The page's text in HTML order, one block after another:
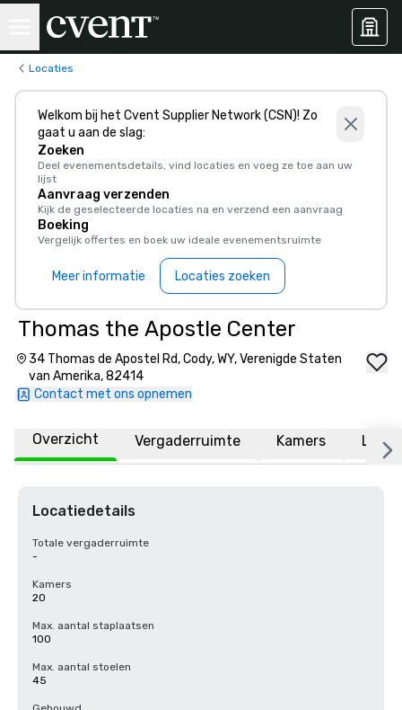
Locaties
Welkom bij het Cvent Supplier Network (CSN)! Zo
gaat u aan de slag:
Zoeken
Deel evenementsdetails, vind locaties en voeg ze toe aan uw
lijst
Aanvraag verzenden
Kijk de geselecteerde locaties na en verzend een aanvraag
Boeking
Vergelijk offertes en boek uw ideale evenementsruimte
Meer informatie Locaties zoeken
Thomas the Apostle Center
34 Thomas de Apostel Rd, Cody, WY, Verenigde Staten
van Amerika, 82414
Contact met ons opnemen
Overzicht Vergaderruimte Kamers
Locatiedetails
Totale vergaderruimte
-
Kamers
20
Max. aantal staplaatsen
100
Max. aantal stoelen
45